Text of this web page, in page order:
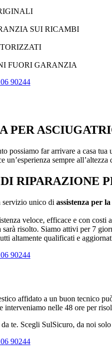
SUI RICAMBI
FUORI GARANZIA
90244
PER
possiamo far arrivare a casa
un’esperienza sempre
RIPARAZIONE
unico di assistenza per
veloce, efficace e con
risolto. Siamo attivi per 7
altamente qualificati e
90244
affidato a un buon tecnico
interveniamo nelle 48 ore per
te. Scegli SulSicuro, da noi
90244